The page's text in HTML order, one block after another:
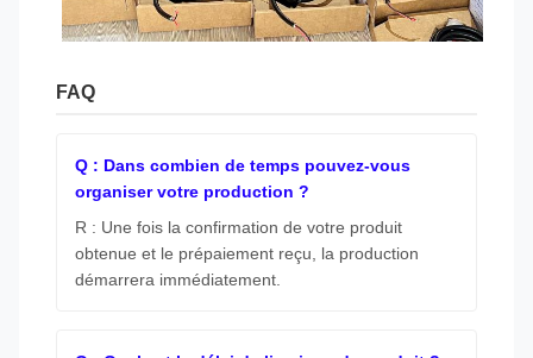
FAQ
Q : Dans combien de temps pouvez-vous
organiser votre production ?
R : Une fois la confirmation de votre produit
obtenue et le prépaiement reçu, la production
démarrera immédiatement.